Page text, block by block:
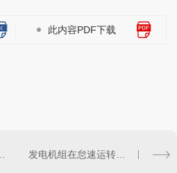
此内容PDF下载